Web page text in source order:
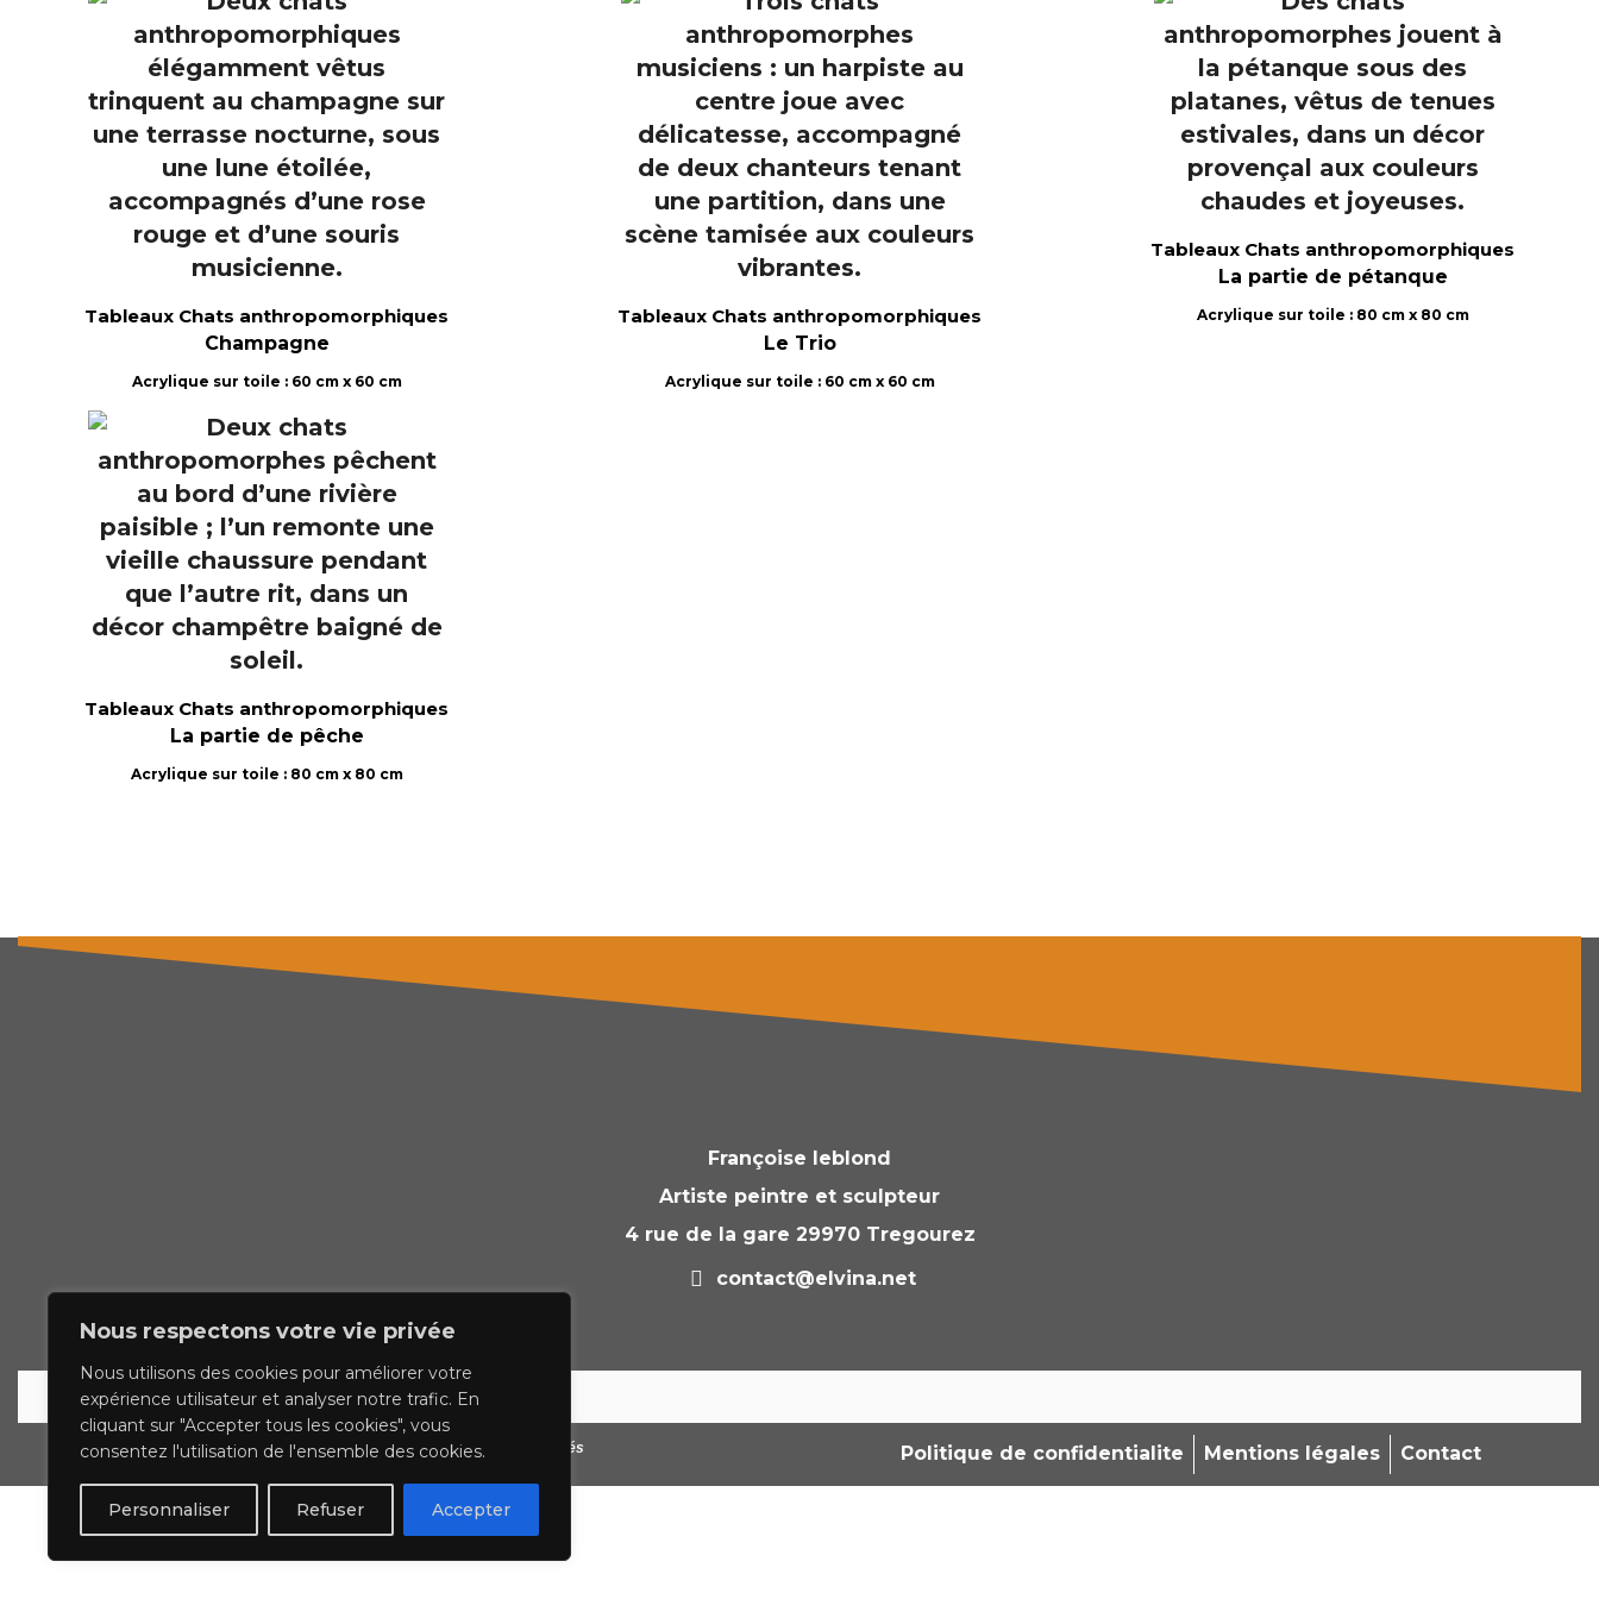
Nous respectons votre vie privée
Nous utilisons des cookies pour améliorer votre
expérience utilisateur et analyser notre trafic. En
cliquant sur "Accepter tous les cookies", vous
consentez l'utilisation de l'ensemble des cookies.
Personnaliser Refuser Accepter
Tableaux Chats anthropomorphiques
Champagne
Acrylique sur toile : 60 cm x 60 cm
Tableaux Chats anthropomorphiques
Le Trio
Acrylique sur toile : 60 cm x 60 cm
Tableaux Chats anthropomorphiques
La partie de pétanque
Acrylique sur toile : 80 cm x 80 cm
Tableaux Chats anthropomorphiques
La partie de pêche
Acrylique sur toile : 80 cm x 80 cm
Françoise leblond
Artiste peintre et sculpteur
4 rue de la gare 29970 Tregourez
contact@elvina.net
© 2023 francoise leblond.com - tous droits réservés Politique de confidentialite Mentions légales Contact